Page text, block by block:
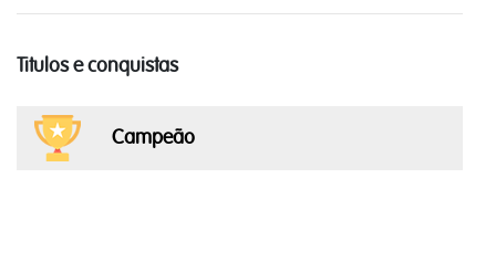
Titulos e conquistas
Campeão